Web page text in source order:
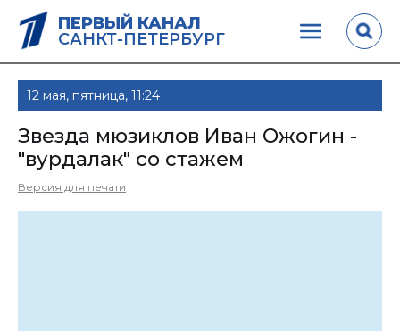
ПЕРВЫЙ КАНАЛ
САНКТ-ПЕТЕРБУРГ
12 мая, пятница, 11:24
Звезда мюзиклов Иван Ожогин -
"вурдалак" со стажем
Версия для печати